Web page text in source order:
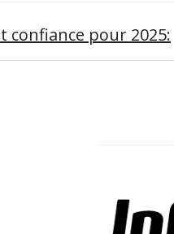
confiance pour 2025: